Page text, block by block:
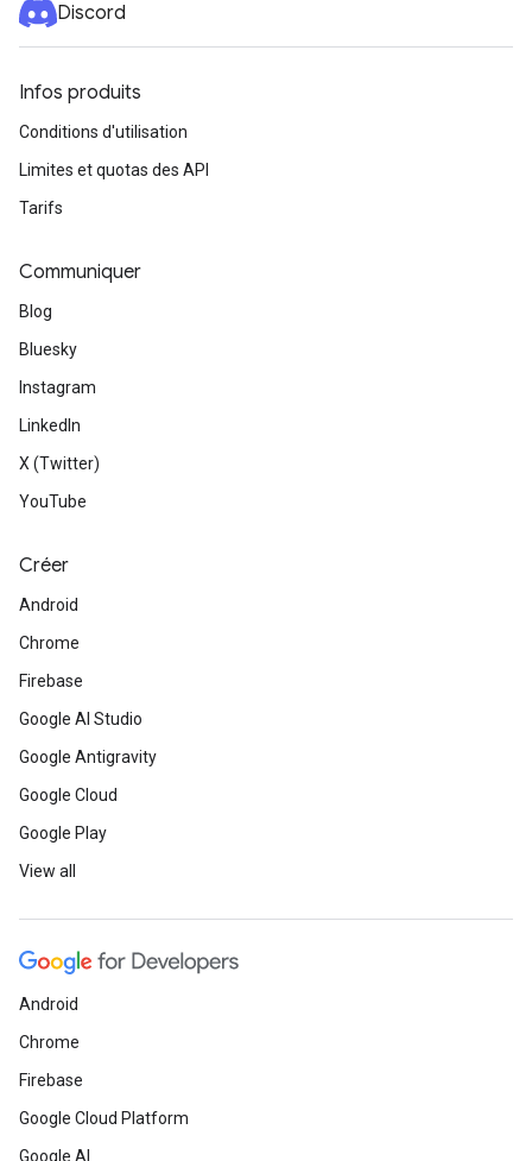
Discord
Infos produits
Conditions d'utilisation
Limites et quotas des API
Tarifs
Communiquer
Blog
Bluesky
Instagram
LinkedIn
X (Twitter)
YouTube
Créer
Android
Chrome
Firebase
Google AI Studio
Google Antigravity
Google Cloud
Google Play
View all
Android
Chrome
Firebase
Google Cloud Platform
Google AI